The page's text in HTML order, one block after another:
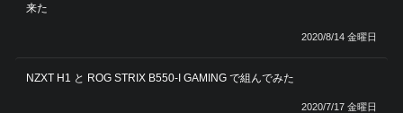
来た
2020/8/14 金曜日
NZXT H1 と ROG STRIX B550-I GAMING で組んでみた
2020/7/17 金曜日